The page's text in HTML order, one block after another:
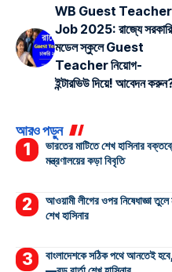
WB Guest Teacher
Job 2025: রাজ্যে সরকারি
মডেল স্কুলে Guest
Teacher নিয়োগ-
ইন্টারভিউ দিয়ে! আবেদন
আরও পড়ুন
ভারতের মাটিতে শেখ হাসিনার
মন্ত্রণালয়ের কড়া বিবৃতি
আওয়ামী লীগের ওপর নিষেধাজ্ঞা তুলে
শেখ হাসিনার
বাংলাদেশকে সঠিক পথে আনতেই হবে,